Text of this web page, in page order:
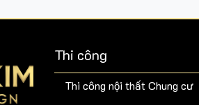
Thi công
Thi công nội thất Chung cư